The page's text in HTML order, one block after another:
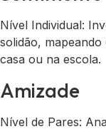
Nível Individual:
solidão,
casa ou na escola.
Amizade
Nível de Pares: